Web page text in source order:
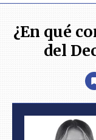
INICIO ANÁLISIS
¿En qué
del